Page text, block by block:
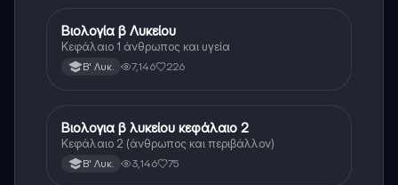
Βιολογία
Βιολογία β Λυκείου
Κεφάλαιο 1 άνθρωπος και υγεία
Β' Λυκ. 7,146 226
Βιολογία
Βιολογια β λυκείου κεφάλαιο 2
Κεφάλαιο 2 (άνθρωπος και περιβάλλον)
Β' Λυκ. 3,146 75